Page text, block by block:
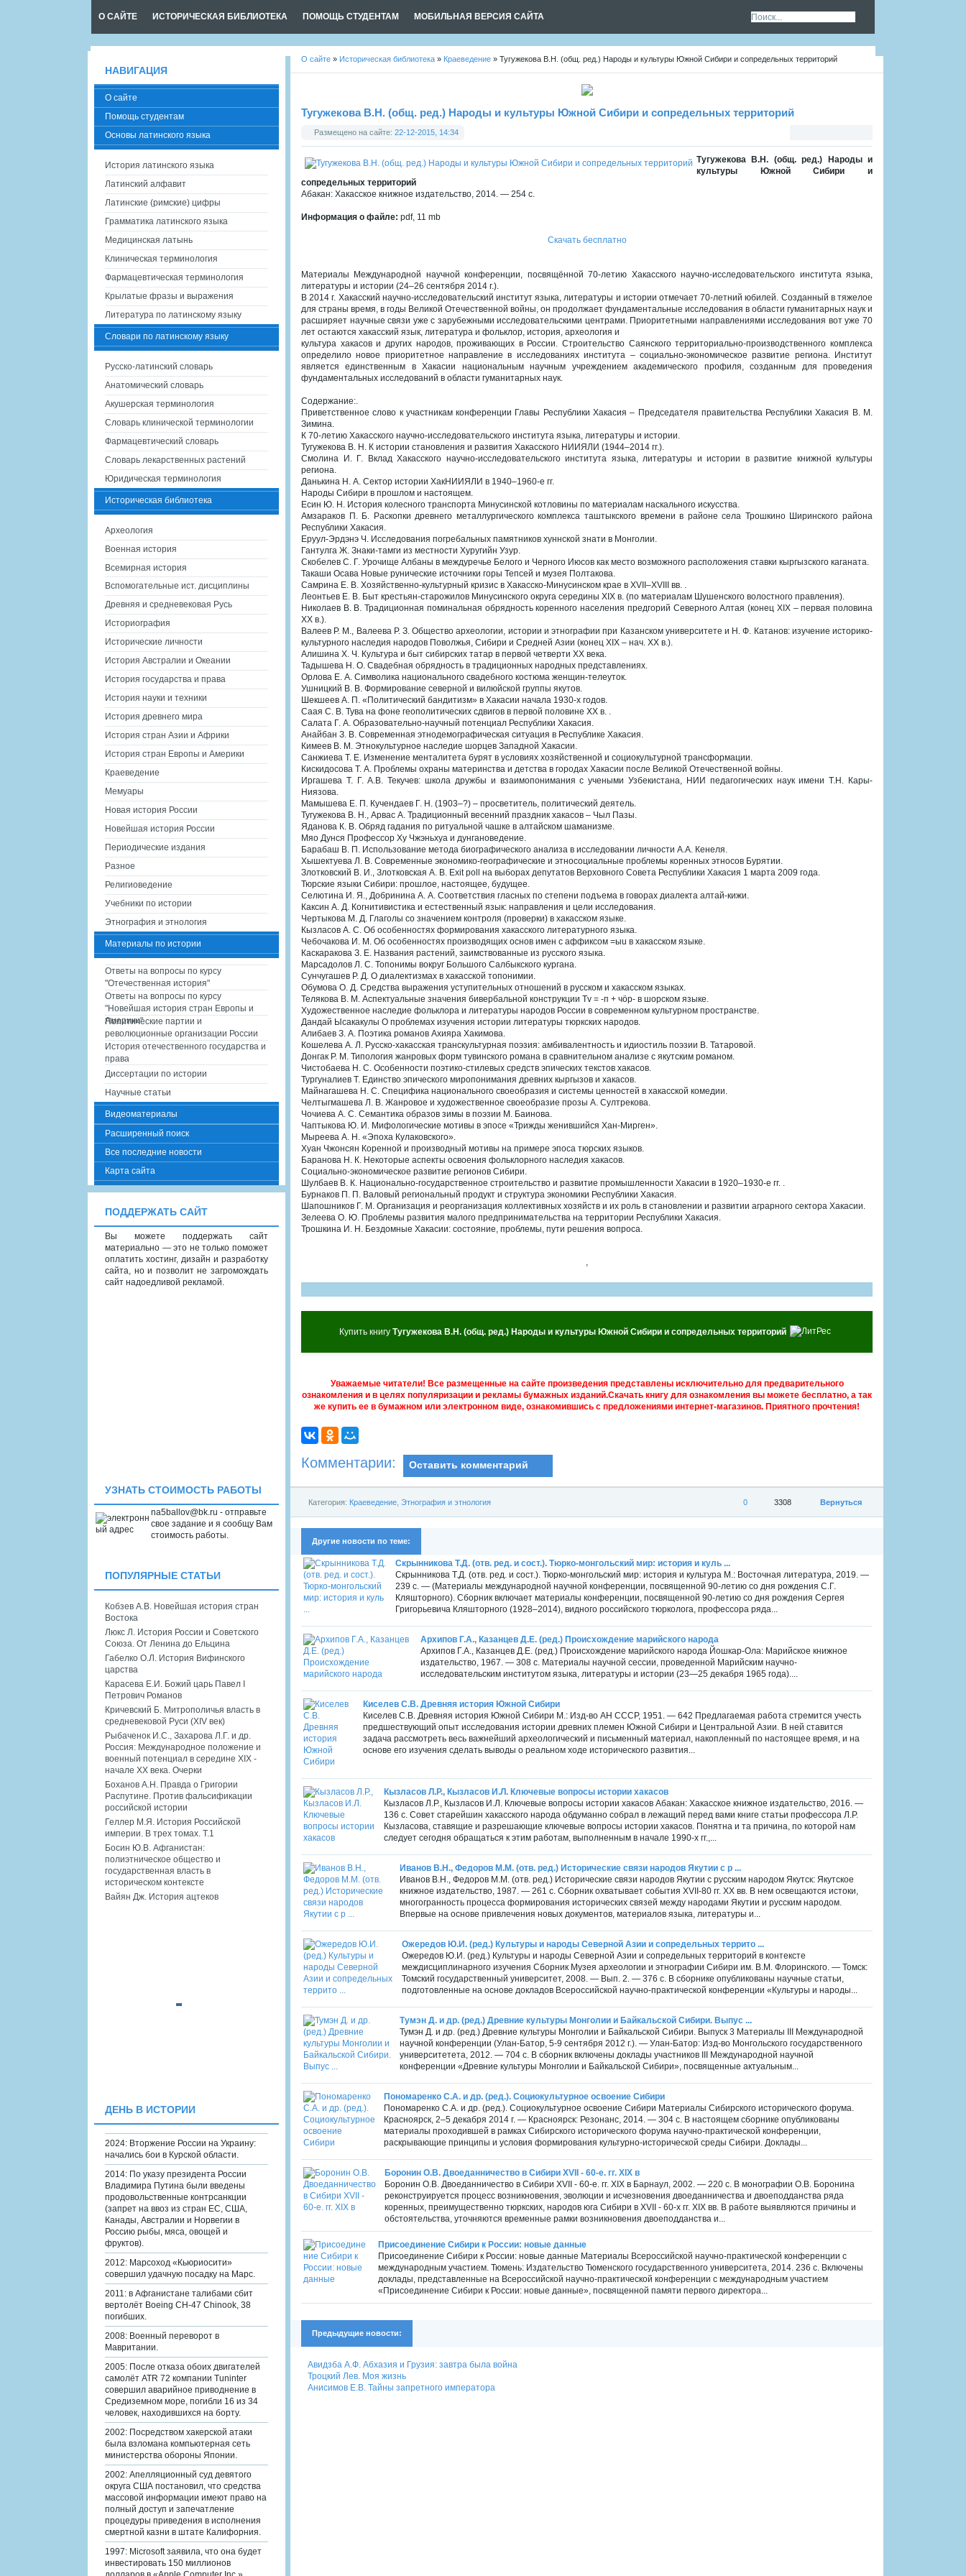
О САЙТЕ ИСТОРИЧЕСКАЯ БИБЛИОТЕКА ПОМОЩЬ СТУДЕНТАМ МОБИЛЬНАЯ ВЕРСИЯ САЙТА
О сайте » Историческая библиотека » Краеведение » Тугужекова В.Н. (общ. ред.) Народы и культуры Южной Сибири и сопредельных территорий
Тугужекова В.Н. (общ. ред.) Народы и культуры Южной Сибири и сопредельных территорий
Размещено на сайте: 22-12-2015, 14:34
Тугужекова В.Н. (общ. ред.) Народы и
культуры Южной Сибири и
сопредельных территорий
Абакан: Хакасское книжное издательство, 2014. — 254 с.
Информация о файле: pdf, 11 mb
Скачать бесплатно
Материалы Международной научной конференции, посвящённой 70-летию Хакасского научно-исследовательского института языка,
литературы и истории (24–26 сентября 2014 г.).
В 2014 г. Хакасский научно-исследовательский институт языка, литературы и истории отмечает 70-летний юбилей. Созданный в тяжелое
для страны время, в годы Великой Отечественной войны, он продолжает фундаментальные исследования в области гуманитарных наук и
расширяет научные связи уже с зарубежными исследовательскими центрами. Приоритетными направлениями исследования вот уже 70
лет остаются хакасский язык, литература и фольклор, история, археология и
культура хакасов и других народов, проживающих в России. Строительство Саянского территориально-производственного комплекса
определило новое приоритетное направление в исследованиях института – социально-экономическое развитие региона. Институт
является единственным в Хакасии национальным научным учреждением академического профиля, созданным для проведения
фундаментальных исследований в области гуманитарных наук.
Содержание:.
Приветственное слово к участникам конференции Главы Республики Хакасия – Председателя правительства Республики Хакасия В. М.
Зимина.
К 70-летию Хакасского научно-исследовательского института языка, литературы и истории.
Тугужекова В. Н. К истории становления и развития Хакасского НИИЯЛИ (1944–2014 гг.).
Смолина И. Г. Вклад Хакасского научно-исследовательского института языка, литературы и истории в развитие книжной культуры
региона.
Данькина Н. А. Сектор истории ХакНИИЯЛИ в 1940–1960-е гг.
Народы Сибири в прошлом и настоящем.
Есин Ю. Н. История колесного транспорта Минусинской котловины по материалам наскального искусства.
Амзараков П. Б. Раскопки древнего металлургического комплекса таштыкского времени в районе села Трошкино Ширинского района
Республики Хакасия.
Еруул-Эрдэнэ Ч. Исследования погребальных памятников хуннской знати в Монголии.
Гантулга Ж. Знаки-тамги из местности Хуругийн Узур.
Скобелев С. Г. Урочище Албаны в междуречье Белого и Черного Июсов как место возможного расположения ставки кыргызского каганата.
Такаши Осава Новые рунические источники горы Тепсей и музея Полтакова.
Самрина Е. В. Хозяйственно-культурный кризис в Хакасско-Минусинском крае в XVII–XVIII вв. .
Леонтьев Е. В. Быт крестьян-старожилов Минусинского округа середины XIX в. (по материалам Шушенского волостного правления).
Николаев В. В. Традиционная поминальная обрядность коренного населения предгорий Северного Алтая (конец XIX – первая половина
XX в.).
Валеев Р. М., Валеева Р. З. Общество археологии, истории и этнографии при Казанском университете и Н. Ф. Катанов: изучение историко-
культурного наследия народов Поволжья, Сибири и Средней Азии (конец ХIХ – нач. ХХ в.).
Алишина Х. Ч. Культура и быт сибирских татар в первой четверти ХХ века.
Тадышева Н. О. Свадебная обрядность в традиционных народных представлениях.
Орлова Е. А. Символика национального свадебного костюма женщин-телеуток.
Ушницкий В. В. Формирование северной и вилюйской группы якутов.
Шекшеев А. П. «Политический бандитизм» в Хакасии начала 1930-х годов.
Саая С. В. Тува на фоне геополитических сдвигов в первой половине ХХ в. .
Салата Г. А. Образовательно-научный потенциал Республики Хакасия.
Анайбан З. В. Современная этнодемографическая ситуация в Республике Хакасия.
Кимеев В. М. Этнокультурное наследие шорцев Западной Хакасии.
Санжиева Т. Е. Изменение менталитета бурят в условиях хозяйственной и социокультурной трансформации.
Кискидосова Т. А. Проблемы охраны материнства и детства в городах Хакасии после Великой Отечественной войны.
Иргашева Т. Г. А.В. Текучев: школа дружбы и взаимопонимания с учеными Узбекистана, НИИ педагогических наук имени Т.Н. Кары-
Ниязова.
Мамышева Е. П. Кучендаев Г. Н. (1903–?) – просветитель, политический деятель.
Тугужекова В. Н., Арвас А. Традиционный весенний праздник хакасов – Чыл Пазы.
Яданова К. В. Обряд гадания по ритуальной чашке в алтайском шаманизме.
Мяо Дунся Профессор Ху Чжэньхуа и дунгановедение.
Барабаш В. П. Использование метода биографического анализа в исследовании личности А.А. Кенеля.
Хышектуева Л. В. Современные экономико-географические и этносоциальные проблемы коренных этносов Бурятии.
Злотковский В. И., Злотковская А. В. Exit poll на выборах депутатов Верховного Совета Республики Хакасия 1 марта 2009 года.
Тюрские языки Сибири: прошлое, настоящее, будущее.
Селютина И. Я., Добринина А. А. Соответствия гласных по степени подъема в говорах диалекта алтай-кижи.
Каксин А. Д. Когнитивистика и естественный язык: направления и цели исследования.
Чертыкова М. Д. Глаголы со значением контроля (проверки) в хакасском языке.
Кызласов А. С. Об особенностях формирования хакасского литературного языка.
Чебочакова И. М. Об особенностях производящих основ имен с аффиксом =ыu в хакасском языке.
Каскаракова З. Е. Названия растений, заимствованные из русского языка.
Марсадолов Л. С. Топонимы вокруг Большого Салбыкского кургана.
Сунчугашев Р. Д. О диалектизмах в хакасской топонимии.
Обумова О. Д. Средства выражения уступительных отношений в русском и хакасском языках.
Телякова В. М. Аспектуальные значения бивербальной конструкции Тv = -п + чöр- в шорском языке.
Художественное наследие фольклора и литературы народов России в современном культурном пространстве.
Дандай Ысакакулы О проблемах изучения истории литературы тюркских народов.
Алибаев З. А. Поэтика романов Ахияра Хакимова.
Кошелева А. Л. Русско-хакасская транскультурная поэзия: амбивалентность и идиостиль поэзии В. Татаровой.
Донгак Р. М. Типология жанровых форм тувинского романа в сравнительном анализе с якутским романом.
Чистобаева Н. С. Особенности поэтико-стилевых средств эпических текстов хакасов.
Тургуналиев Т. Единство эпического миропонимания древних кыргызов и хакасов.
Майнагашева Н. С. Специфика национального своеобразия и системы ценностей в хакасской комедии.
Челтыгмашева Л. В. Жанровое и художественное своеобразие прозы А. Султрекова.
Чочиева А. С. Семантика образов зимы в поэзии М. Баинова.
Чаптыкова Ю. И. Мифологические мотивы в эпосе «Трижды женившийся Хан-Мирген».
Мыреева А. Н. «Эпоха Кулаковского».
Хуан Чжонсян Коренной и производный мотивы на примере эпоса тюрских языков.
Баранова Н. К. Некоторые аспекты освоения фольклорного наследия хакасов.
Социально-экономическое развитие регионов Сибири.
Шулбаев В. К. Национально-государственное строительство и развитие промышленности Хакасии в 1920–1930-е гг. .
Бурнаков П. П. Валовый региональный продукт и структура экономики Республики Хакасия.
Шапошников Г. М. Организация и реорганизация коллективных хозяйств и их роль в становлении и развитии аграрного сектора Хакасии.
Зелеева О. Ю. Проблемы развития малого предпринимательства на территории Республики Хакасия.
Трошкина И. Н. Бездомные Хакасии: состояние, проблемы, пути решения вопроса.
,
Купить книгу Тугужекова В.Н. (общ. ред.) Народы и культуры Южной Сибири и сопредельных территорий
Уважаемые читатели! Все размещенные на сайте произведения представлены исключительно для предварительного
ознакомления и в целях популяризации и рекламы бумажных изданий.Скачать книгу для ознакомления вы можете бесплатно, а так
же купить ее в бумажном или электронном виде, ознакомившись с предложениями интернет-магазинов. Приятного прочтения!
Комментарии: Оставить комментарий
Вернуться
3308
0
Категория: Краеведение Этнография и этнология
Другие новости по теме:
Скрынникова Т.Д. (отв. ред. и сост.). Тюрко-монгольский мир: история и куль ...
Скрынникова Т.Д. (отв. ред. и сост.). Тюрко-монгольский мир: история и культура М.: Восточная литература, 2019. —
239 с. — (Материалы международной научной конференции, посвященной 90-летию со дня рождения С.Г.
Кляшторного). Сборник включает материалы конференции, посвященной 90-летию со дня рождения Сергея
Григорьевича Кляшторного (1928‒2014), видного российского тюрколога, профессора ряда...
Архипов Г.А., Казанцев Д.Е. (ред.) Происхождение марийского народа
Архипов Г.А., Казанцев Д.Е. (ред.) Происхождение марийского народа Йошкар-Ола: Марийское книжное
издательство, 1967. — 308 с. Материалы научной сессии, проведенной Марийским научно-
исследовательским институтом языка, литературы и истории (23—25 декабря 1965 года)....
Киселев С.В. Древняя история Южной Сибири
Киселев С.В. Древняя история Южной Сибири М.: Изд-во АН СССР, 1951. — 642 Предлагаемая работа стремится учесть
предшествующий опыт исследования истории древних племен Южной Сибири и Центральной Азии. В ней ставится
задача рассмотреть весь важнейший археологический и письменный материал, накопленный по настоящее время, и на
основе его изучения сделать выводы о реальном ходе исторического развития...
Кызласов Л.Р., Кызласов И.Л. Ключевые вопросы истории хакасов
Кызласов Л.Р., Кызласов И.Л. Ключевые вопросы истории хакасов Абакан: Хакасское книжное издательство, 2016. —
136 с. Совет старейшин хакасского народа обдуманно собрал в лежащий перед вами книге статьи профессора Л.Р.
Кызласова, ставящие и разрешающие ключевые вопросы истории хакасов. Понятна и та причина, по которой нам
следует сегодня обращаться к этим работам, выполненным в начале 1990-х гг.,...
Иванов В.Н., Федоров М.М. (отв. ред.) Исторические связи народов Якутии с р ...
Иванов В.Н., Федоров М.М. (отв. ред.) Исторические связи народов Якутии с русским народом Якутск: Якутское
книжное издательство, 1987. — 261 с. Сборник охватывает события ХVІІ-80 гг. XX вв. В нем освещаются истоки,
многогранность процесса формирования исторических связей между народами Якутии и русским народом.
Впервые на основе привлечения новых документов, материалов языка, литературы и...
Ожередов Ю.И. (ред.) Культуры и народы Северной Азии и сопредельных террито ...
Ожередов Ю.И. (ред.) Культуры и народы Северной Азии и сопредельных территорий в контексте
междисциплинарного изучения Сборник Музея археологии и этнографии Сибири им. В.М. Флоринского. — Томск:
Томский государственный университет, 2008. — Вып. 2. — 376 с. В сборнике опубликованы научные статьи,
подготовленные на основе докладов Всероссийской научно-практической конференции «Культуры и народы...
Тумэн Д. и др. (ред.) Древние культуры Монголии и Байкальской Сибири. Выпус ...
Тумэн Д. и др. (ред.) Древние культуры Монголии и Байкальской Сибири. Выпуск 3 Материалы III Международной
научной конференции (Улан-Батор, 5-9 сентября 2012 г.). — Улан-Батор: Изд-во Монгольского государственного
университетета, 2012. — 704 с. В сборник включены доклады участников III Международной научной
конференции «Древние культуры Монголии и Байкальской Сибири», посвященные актуальным...
Пономаренко С.А. и др. (ред.). Социокультурное освоение Сибири
Пономаренко С.А. и др. (ред.). Социокультурное освоение Сибири Материалы Сибирского исторического форума.
Красноярск, 2–5 декабря 2014 г. — Красноярск: Резонанс, 2014. — 304 с. В настоящем сборнике опубликованы
материалы проходившей в рамках Сибирского исторического форума научно-практической конференции,
раскрывающие принципы и условия формирования культурно-исторической среды Сибири. Доклады...
Боронин О.В. Двоеданничество в Сибири XVII - 60-е. гг. XIX в
Боронин О.В. Двоеданничество в Сибири XVII - 60-е. гг. XIX в Барнаул, 2002. — 220 с. В монографии О.В. Боронина
реконструируется процесс возникновения, эволюции и исчезновения двоеданничества и двоеподданства ряда
коренных, преимущественно тюркских, народов юга Сибири в XVII - 60-х гг. XIX вв. В работе выявляются причины и
обстоятельства, уточняются временные рамки возникновения двоеподданства и...
Присоединение Сибири к России: новые данные
Присоединение Сибири к России: новые данные Материалы Всероссийской научно-практической конференции с
международным участием. Тюмень: Издательство Тюменского государственного университета, 2014. 236 с. Включены
доклады, представленные на Всероссийской научно-практической конференции с международным участием
«Присоединение Сибири к России: новые данные», посвященной памяти первого директора...
Предыдущие новости:
Авидзба А.Ф. Абхазия и Грузия: завтра была война
Троцкий Лев. Моя жизнь
Анисимов Е.В. Тайны запретного императора
НАВИГАЦИЯ
О сайте
Помощь студентам
Основы латинского языка
История латинского языка
Латинский алфавит
Латинские (римские) цифры
Грамматика латинского языка
Медицинская латынь
Клиническая терминология
Фармацевтическая терминология
Крылатые фразы и выражения
Литература по латинскому языку
Словари по латинскому языку
Русско-латинский словарь
Анатомический словарь
Акушерская терминология
Словарь клинической терминологии
Фармацевтический словарь
Словарь лекарственных растений
Юридическая терминология
Историческая библиотека
Археология
Военная история
Всемирная история
Вспомогательные ист. дисциплины
Древняя и средневековая Русь
Историография
Исторические личности
История Австралии и Океании
История государства и права
История науки и техники
История древнего мира
История стран Азии и Африки
История стран Европы и Америки
Краеведение
Мемуары
Новая история России
Новейшая история России
Периодические издания
Разное
Религиоведение
Учебники по истории
Этнография и этнология
Материалы по истории
Ответы на вопросы по курсу
"Отечественная история"
Ответы на вопросы по курсу
"Новейшая история стран Европы и
Америки"
Политические партии и
революционные организации России
История отечественного государства и
права
Диссертации по истории
Научные статьи
Видеоматериалы
Расширенный поиск
Все последние новости
Карта сайта
ПОДДЕРЖАТЬ САЙТ
Вы можете поддержать сайт
материально — это не только поможет
оплатить хостинг, дизайн и разработку
сайта, но и позволит не загромождать
сайт надоедливой рекламой.
УЗНАТЬ СТОИМОСТЬ РАБОТЫ
na5ballov@bk.ru - отправьте
свое задание и я сообщу Вам
стоимость работы.
ПОПУЛЯРНЫЕ СТАТЬИ
Кобзев А.В. Новейшая история стран
Востока
Люкс Л. История России и Советского
Союза. От Ленина до Ельцина
Габелко О.Л. История Вифинского
царства
Карасева Е.И. Божий царь Павел I
Петрович Романов
Кричевский Б. Митрополичья власть в
средневековой Руси (XIV век)
Рыбаченок И.С., Захарова Л.Г. и др.
Россия: Международное положение и
военный потенциал в середине XIX -
начале XX века. Очерки
Боханов А.Н. Правда о Григории
Распутине. Против фальсификации
российской истории
Геллер М.Я. История Российской
империи. В трех томах. Т.1
Босин Ю.В. Афганистан:
полиэтническое общество и
государственная власть в
историческом контексте
Вайян Дж. История ацтеков
ДЕНЬ В ИСТОРИИ
2024: Вторжение России на Украину:
начались бои в Курской области.
2014: По указу президента России
Владимира Путина были введены
продовольственные контрсанкции
(запрет на ввоз из стран ЕС, США,
Канады, Австралии и Норвегии в
Россию рыбы, мяса, овощей и
фруктов).
2012: Марсоход «Кьюриосити»
совершил удачную посадку на Марс.
2011: в Афганистане талибами сбит
вертолёт Boeing CH-47 Chinook, 38
погибших.
2008: Военный переворот в
Мавритании.
2005: После отказа обоих двигателей
самолёт ATR 72 компании Tuninter
совершил аварийное приводнение в
Средиземном море, погибли 16 из 34
человек, находившихся на борту.
2002: Посредством хакерской атаки
была взломана компьютерная сеть
министерства обороны Японии.
2002: Апелляционный суд девятого
округа США постановил, что средства
массовой информации имеют право на
полный доступ и запечатление
процедуры приведения в исполнения
смертной казни в штате Калифорния.
1997: Microsoft заявила, что она будет
инвестировать 150 миллионов